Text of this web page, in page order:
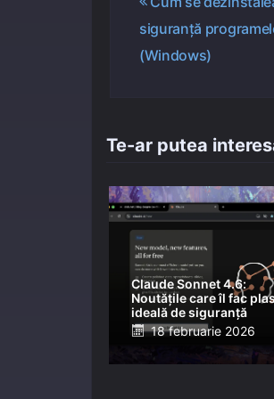
articole
siguranță
(Windows)
Te-ar putea
Claude Sonnet 4.6:
Noutățile care îl fac
ideală de siguranță
Posted
18 februarie 2026